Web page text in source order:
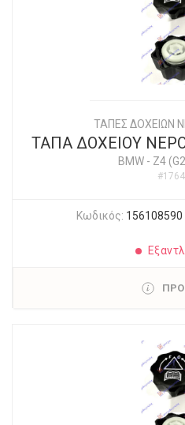
ΤΑΠΕΣ ΔΟΧΕΙΩΝ
ΤΑΠΑ ΔΟΧΕΙΟΥ
BMW- Z4
Κωδικός: 156108590